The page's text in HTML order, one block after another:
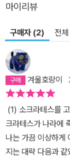
마이리뷰
구매자 (2) 전
겨울호랑이
(1) 소크라테스를
크라테스가 나라에
나는 가끔 이상하게
지는 대략 다음과